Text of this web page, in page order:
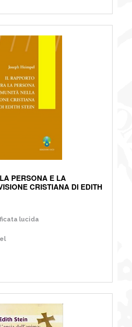
PERSONA E LA
CRISTIANA DI EDITH
lucida